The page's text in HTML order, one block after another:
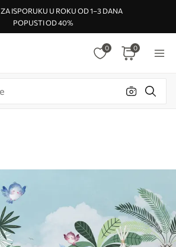
ISPORUKU U ROKU OD 1–3 DANA
POPUSTI OD 40%
0 0